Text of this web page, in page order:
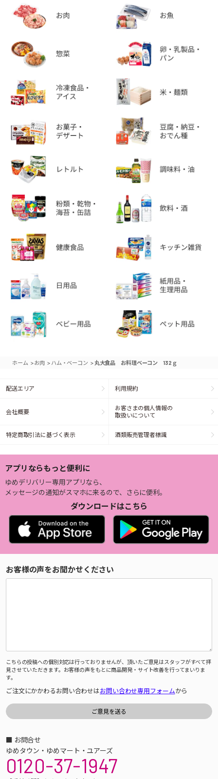
ホーム >お肉 > ハム・ベーコン > 丸大食品 お料理ベーコン 132ｇ
配送エリア 利用規約
会社概要
お客さまの個人情報の
取扱いについて
特定商取引法に基づく表示 酒類販売管理者標識
アプリならもっと便利に
ゆめデリバリー専用アプリなら、
メッセージの通知がスマホに来るので、さらに便利。
ダウンロードはこちら
お客様の声をお聞かせください
こちらの投稿への個別対応は行っておりませんが、頂いたご意見はスタッフがすべて拝
見させていただきます。お客様の声をもとに商品開発・サイト改善を行ってまいりま
す。
ご注文にかかわるお問い合わせはお問い合わせ専用フォームから
■ お問合せ
ゆめタウン・ゆめマート・ユアーズ
0120-37-1947